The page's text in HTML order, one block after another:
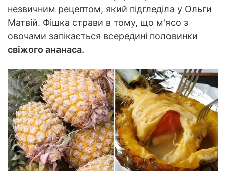
незвичним рецептом, який підгледіла у Ольги
Матвій. Фішка страви в тому, що м'ясо з
овочами запікається всередині половинки
свіжого ананаса.